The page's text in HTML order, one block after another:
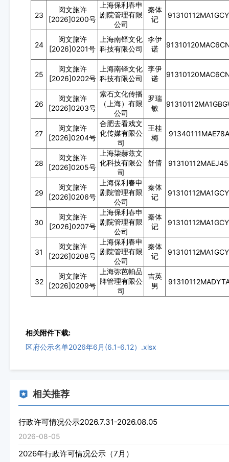
23
闵文旅许
[2026]0200号
上海保利春申
剧院管理有限
公司
秦体
记
24
闵文旅许
[2026]0201号
上海南铎文化
科技有限公司
李伊
诺
25
闵文旅许
[2026]0202号
上海南铎文化
科技有限公司
李伊
诺
26
闵文旅许
[2026]0203号
索石文化传播
（上海）有限
公司
罗瑞
敏
27
闵文旅许
[2026]0204号
合肥去看戏文
化传媒有限公
司
王桂
梅
28
闵文旅许
[2026]0205号
上海柒赫兹文
化科技有限公
司
舒倩
29
闵文旅许
[2026]0206号
上海保利春申
剧院管理有限
公司
秦体
记
30
闵文旅许
[2026]0207号
上海保利春申
剧院管理有限
公司
秦体
记
31
闵文旅许
[2026]0208号
上海保利春申
剧院管理有限
公司
秦体
记
32
闵文旅许
[2026]0209号
上海弥芭帕品
牌管理有限公
司
吉英
男
相关附件下载:
区府公示名单2026年6月(6.1-6.12）.xlsx
相关推荐
行政许可情况公示2026.7.31-2026.08.05
2026-08-05
2026年行政许可情况公示（7月）